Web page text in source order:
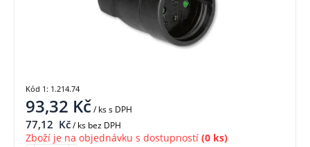
93,32 Kč/ kss DPH
77,12 Kč/ ks bez DPH
Zboží je na objednávku s dostupností (0 ks)
Kód 1: 1.214.74